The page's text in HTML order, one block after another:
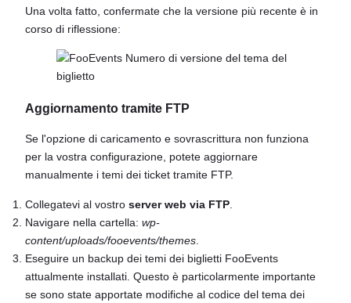
Una volta fatto, confermate che la versione più recente è in
corso di riflessione:
Aggiornamento tramite FTP
Se l'opzione di caricamento e sovrascrittura non funziona
per la vostra configurazione, potete aggiornare
manualmente i temi dei ticket tramite FTP.
Collegatevi al vostro server web via FTP
Navigare nella cartella: wp-
content/uploads/fooevents/themes
Eseguire un backup dei temi dei biglietti FooEvents
attualmente installati. Questo è particolarmente importante
se sono state apportate modifiche al codice del tema dei